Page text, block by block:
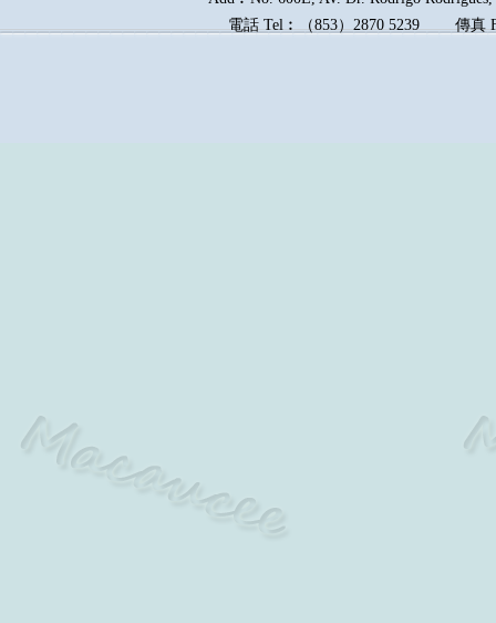
電話 Tel︰（853）2870 5239傳真